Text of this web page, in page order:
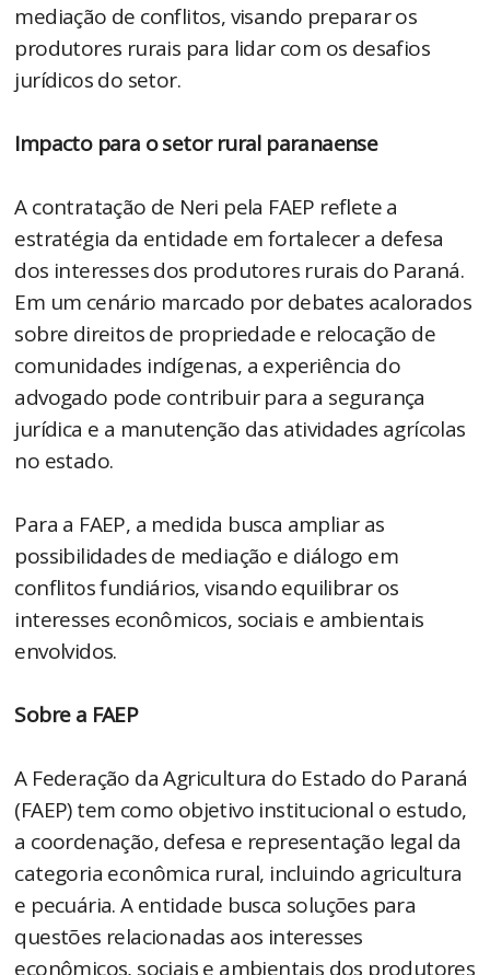
mediação de conflitos, visando preparar os
produtores rurais para lidar com os desafios
jurídicos do setor.
Impacto para o setor rural paranaense
A contratação de Neri pela FAEP reflete a
estratégia da entidade em fortalecer a defesa
dos interesses dos produtores rurais do Paraná.
Em um cenário marcado por debates acalorados
sobre direitos de propriedade e relocação de
comunidades indígenas, a experiência do
advogado pode contribuir para a segurança
jurídica e a manutenção das atividades agrícolas
no estado.
Para a FAEP, a medida busca ampliar as
possibilidades de mediação e diálogo em
conflitos fundiários, visando equilibrar os
interesses econômicos, sociais e ambientais
envolvidos.
Sobre a FAEP
A Federação da Agricultura do Estado do Paraná
(FAEP) tem como objetivo institucional o estudo,
a coordenação, defesa e representação legal da
categoria econômica rural, incluindo agricultura
e pecuária. A entidade busca soluções para
questões relacionadas aos interesses
econômicos, sociais e ambientais dos produtores